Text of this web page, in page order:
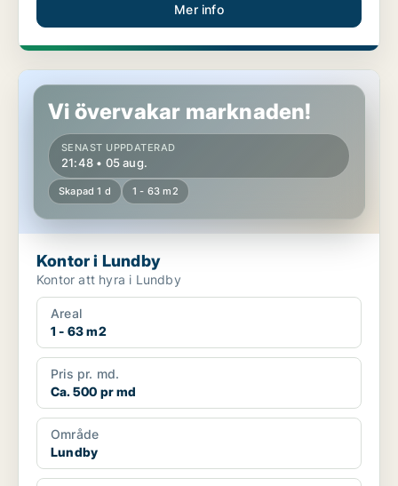
Mer info
Kontor i Lundby
Vi övervakar marknaden!
SENAST UPPDATERAD
21:48 • 05 aug.
Skapad 1 d 1 - 63 m2
Kontor i Lundby
Kontor att hyra i Lundby
Areal
1 - 63 m2
Pris pr. md.
Ca. 500 pr md
Område
Lundby